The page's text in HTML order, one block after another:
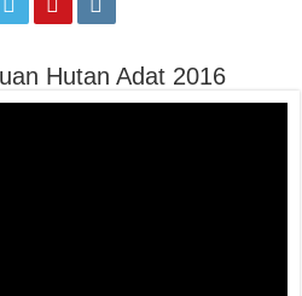
Hutan Adat 2016